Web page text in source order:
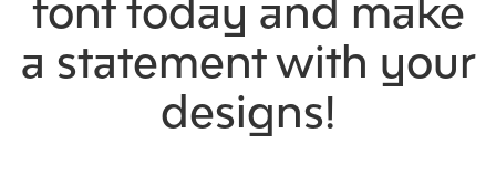
font today and make
a statement with your
designs!